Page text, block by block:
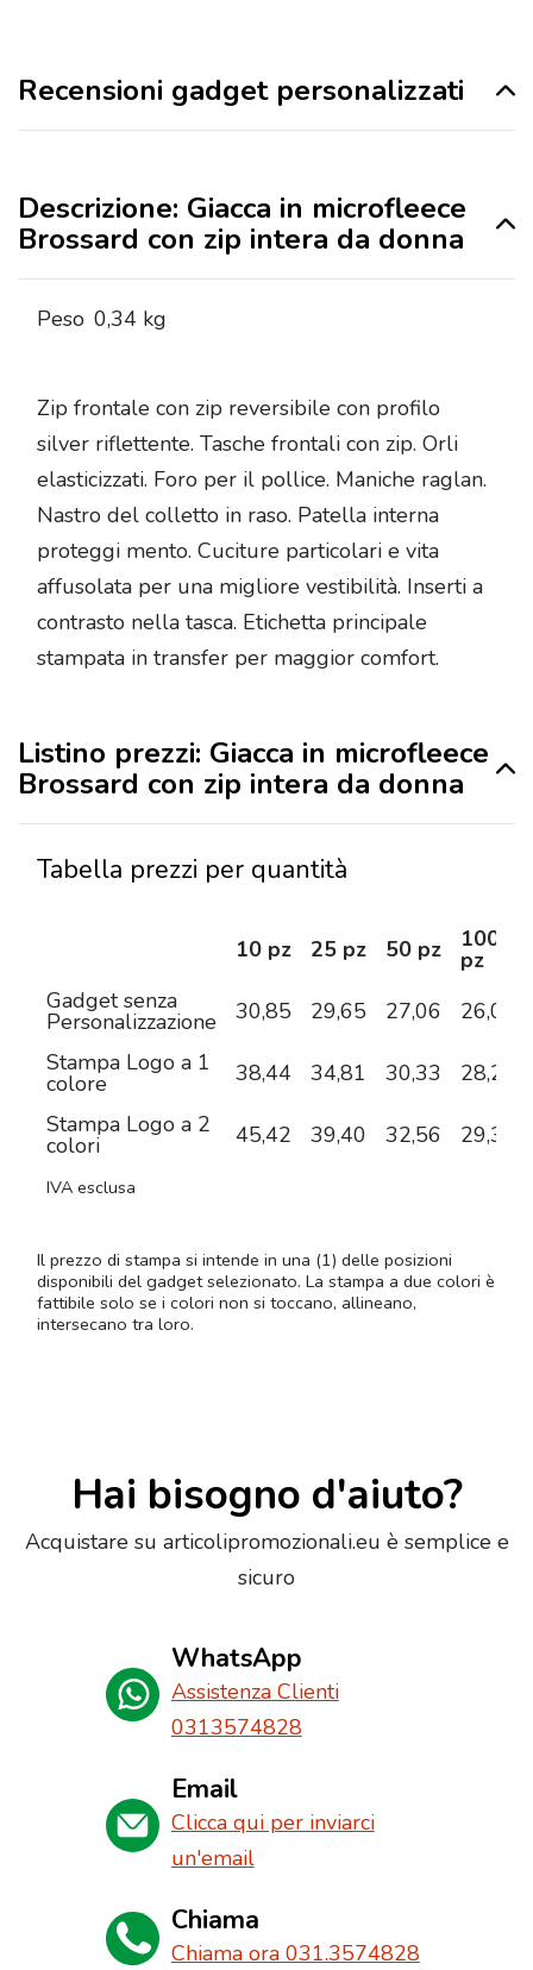
Recensioni gadget personalizzati
Descrizione: Giacca in microfleece
Brossard con zip intera da donna
Peso 0,34 kg
Zip frontale con zip reversibile con profilo
silver riflettente. Tasche frontali con zip. Orli
elasticizzati. Foro per il pollice. Maniche raglan.
Nastro del colletto in raso. Patella interna
proteggi mento. Cuciture particolari e vita
affusolata per una migliore vestibilità. Inserti a
contrasto nella tasca. Etichetta principale
stampata in transfer per maggior comfort.
Listino prezzi: Giacca in microfleece
Brossard con zip intera da donna
Tabella prezzi per quantità
10 pz 25 pz 50 pz 100
pz
Gadget senza
Personalizzazione 30,85 29,65 27,06
26,07
Stampa Logo a 1
colore 38,44 34,81 30,33
28,24
Stampa Logo a 2
colori 45,42 39,40 32,56 29,30
IVA esclusa
Il prezzo di stampa si intende in una (1) delle posizioni
disponibili del gadget selezionato. La stampa a due colori è
fattibile solo se i colori non si toccano, allineano,
intersecano tra loro.
Hai bisogno d'aiuto?
Acquistare su articolipromozionali.eu è semplice e
sicuro
WhatsApp
Assistenza Clienti
0313574828
Email
Clicca qui per inviarci
un'email
Chiama
Chiama ora 031.3574828